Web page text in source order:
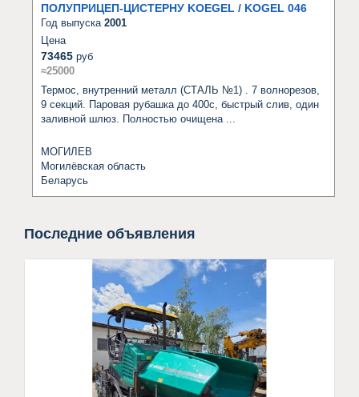
ПОЛУПРИЦЕП-ЦИСТЕРНУ KOEGEL / KOGEL 046
Год выпуска 2001
Цена
73465 руб
≈25000
Термос, внутренний металл (СТАЛЬ №1) . 7 волнорезов,
9 секций. Паровая рубашка до 400с, быстрый слив, один
заливной шлюз. Полностью очищена ...
МОГИЛЕВ
Могилёвская область
Беларусь
Последние объявления